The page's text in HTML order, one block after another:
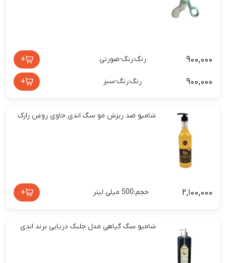
۹۰۰,۰۰۰ رنگ:رنگ-صورتی +
۹۰۰,۰۰۰ رنگ:رنگ-سبز +
شامپو ضد ریزش مو سگ اندی حاوی روغن رازک
۲,۱۰۰,۰۰۰ حجم:500 میلی لیتر +
شامپو سگ گیاهی مدل جلبک دریایی برند اندی